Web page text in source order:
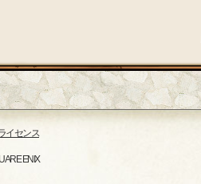
ライセンス
ENIX